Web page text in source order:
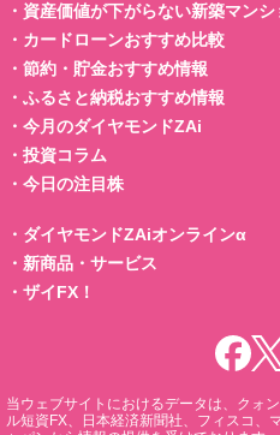
・ 資産価値が下がらない新築マンシ
・ カードローンおすすめ比較
・ 節約・貯金おすすめ情報
・ ふるさと納税おすすめ情報
・ 今月のダイヤモンドZAi
・ 投資コラム
・ 今日の注目株
・ ダイヤモンドZAiオンラインα
・ 新商品・サービス
・ ザイFX！
当ウェブサイトにおけるデータは、クォ
ル短資FX、日本経済新聞社、フィスコ、